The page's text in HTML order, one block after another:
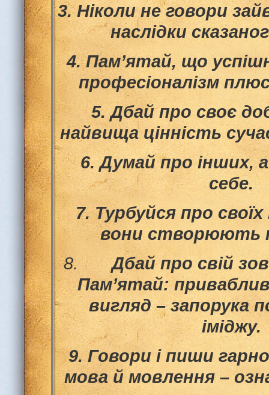
3.Ніколи не говори
наслідки
4.Пам’ятай, що
професіоналізм
5.Дбай про своє
найвища цінність
6.Думай про інших,
себе.
7.Турбуйся про своїх
вони створюють
8. Дбай про свій
Пам’ятай:
вигляд – запорука
іміджу.
9. Говори і пиши
мова й мовлення –